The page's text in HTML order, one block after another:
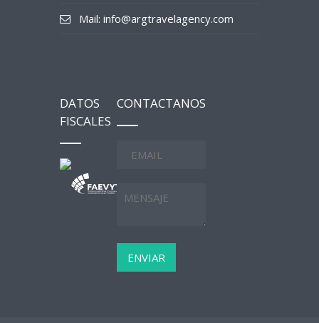
Mail: info@argtravelagency.com
DATOS
FISCALES
CONTACTANOS